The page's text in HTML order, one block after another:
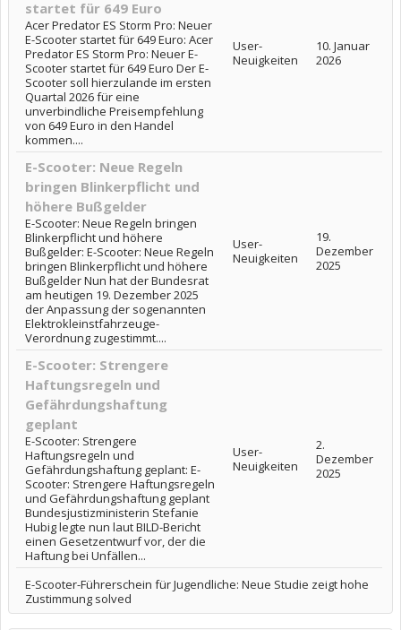
startet für 649 Euro
Acer Predator ES Storm Pro: Neuer
E-Scooter startet für 649 Euro: Acer
Predator ES Storm Pro: Neuer E-
Scooter startet für 649 Euro Der E-
Scooter soll hierzulande im ersten
Quartal 2026 für eine
unverbindliche Preisempfehlung
von 649 Euro in den Handel
kommen....
User-
Neuigkeiten
10. Januar
2026
E-Scooter: Neue Regeln
bringen Blinkerpflicht und
höhere Bußgelder
E-Scooter: Neue Regeln bringen
Blinkerpflicht und höhere
Bußgelder: E-Scooter: Neue Regeln
bringen Blinkerpflicht und höhere
Bußgelder Nun hat der Bundesrat
am heutigen 19. Dezember 2025
der Anpassung der sogenannten
Elektrokleinstfahrzeuge-
Verordnung zugestimmt....
User-
Neuigkeiten
19.
Dezember
2025
E-Scooter: Strengere
Haftungsregeln und
Gefährdungshaftung
geplant
E-Scooter: Strengere
Haftungsregeln und
Gefährdungshaftung geplant: E-
Scooter: Strengere Haftungsregeln
und Gefährdungshaftung geplant
Bundesjustizministerin Stefanie
Hubig legte nun laut BILD-Bericht
einen Gesetzentwurf vor, der die
Haftung bei Unfällen...
User-
Neuigkeiten
2.
Dezember
2025
E-Scooter-Führerschein für Jugendliche: Neue Studie zeigt hohe
Zustimmung solved